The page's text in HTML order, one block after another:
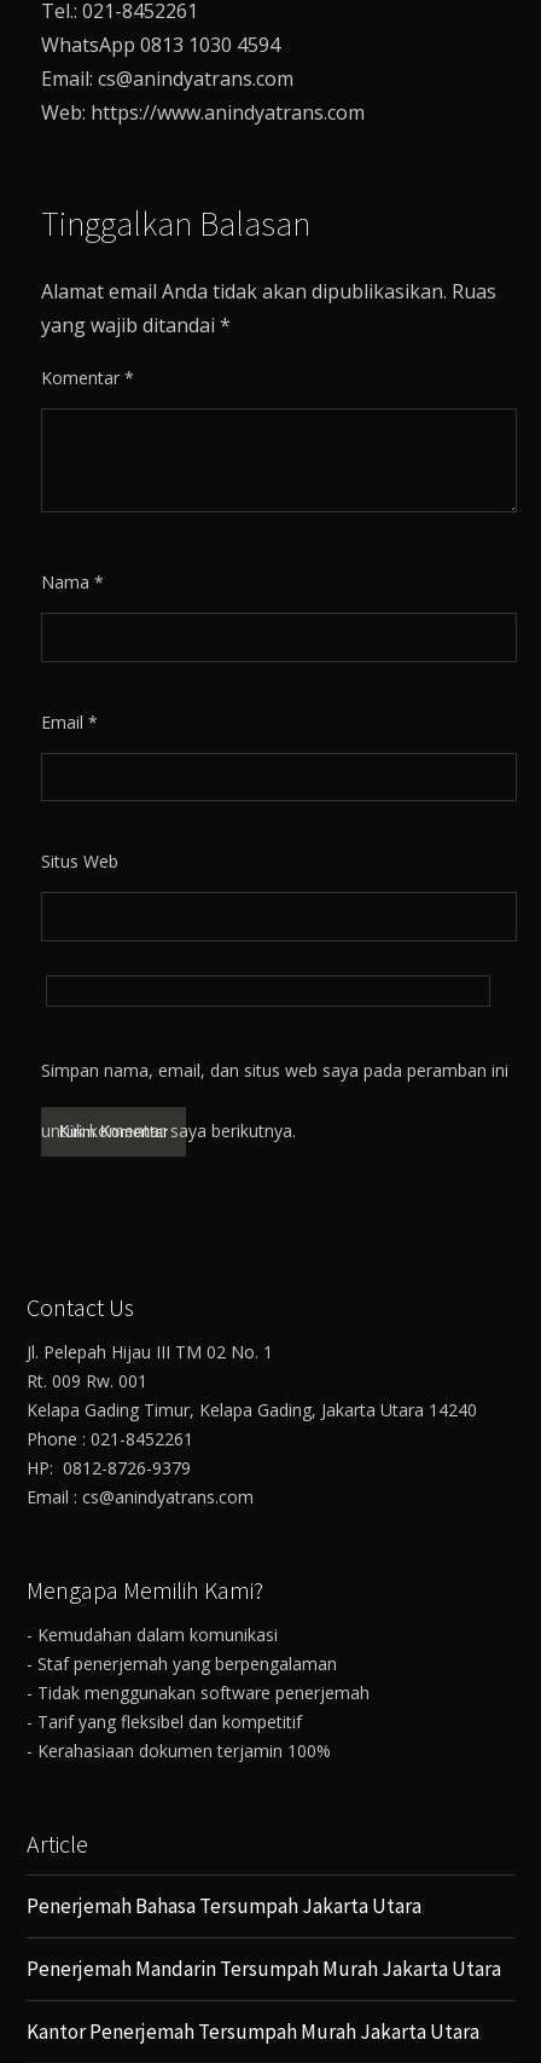
Tel.: 021-8452261
WhatsApp 0813 1030 4594
Email: cs@anindyatrans.com
Web: https://www.anindyatrans.com
Tinggalkan Balasan
Alamat email Anda tidak akan dipublikasikan. Ruas
yang wajib ditandai*
Komentar*
Nama*
Email*
Situs Web
Simpan nama, email, dan situs web saya pada peramban ini
untuk komentar saya berikutnya.
Contact Us
Jl. Pelepah Hijau III TM 02 No. 1
Rt. 009 Rw. 001
Kelapa Gading Timur, Kelapa Gading, Jakarta Utara 14240
Phone : 021-8452261
HP: 0812-8726-9379
Email : cs@anindyatrans.com
Mengapa Memilih Kami?
- Kemudahan dalam komunikasi
- Staf penerjemah yang berpengalaman
- Tidak menggunakan software penerjemah
- Tarif yang fleksibel dan kompetitif
- Kerahasiaan dokumen terjamin 100%
Article
Penerjemah Bahasa Tersumpah Jakarta Utara
Penerjemah Mandarin Tersumpah Murah Jakarta Utara
Kantor Penerjemah Tersumpah Murah Jakarta Utara